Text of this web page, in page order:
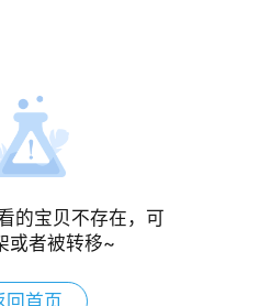
的宝贝不存在，可
或者被转移~